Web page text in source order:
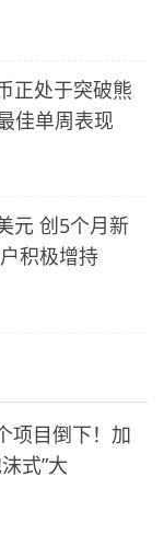
正处于突破熊
佳单周表现
元 创5个月新
积极增持
项目倒下！加
式”大